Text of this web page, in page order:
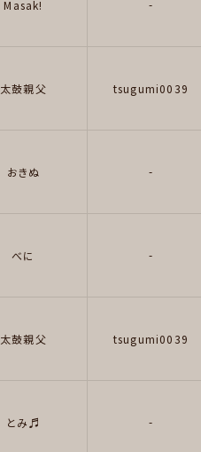
Masak! -
太鼓親父 tsugumi0039
おきぬ -
べに -
太鼓親父 tsugumi0039
とみ♬ -